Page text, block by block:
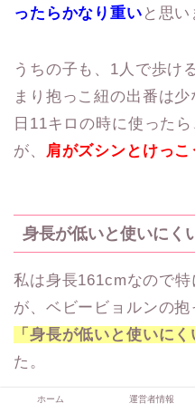
ったらかなり重い と思い
うちの子も、1人で歩け
まり抱っこ紐の出番は
日11キロの時に使った
が、 肩がズシンとけっこ
身長が低いと使いにく
私は身長161cmなので
が、ベビービョルンの
「身長が低いと使いにく
た。
ホーム 運営者情報